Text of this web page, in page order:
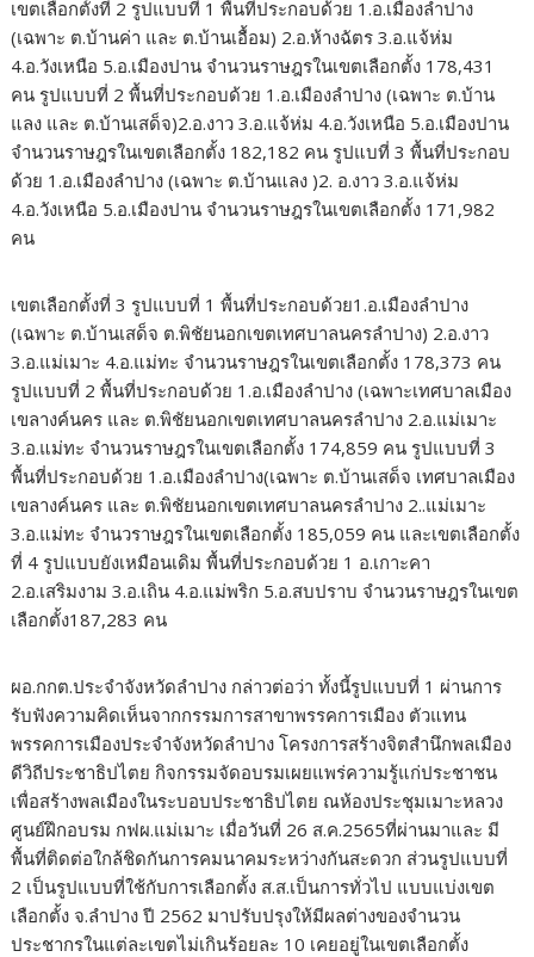
เขตเลือกตั้งที่ 2 รูปแบบที่ 1 พื้นที่ประกอบด้วย 1.อ.เมืองลำปาง
(เฉพาะ ต.บ้านค่า และ ต.บ้านเอื้อม) 2.อ.ห้างฉัตร 3.อ.แจ้ห่ม
4.อ.วังเหนือ 5.อ.เมืองปาน จำนวนราษฎรในเขตเลือกตั้ง 178,431
คน รูปแบบที่ 2 พื้นที่ประกอบด้วย 1.อ.เมืองลำปาง (เฉพาะ ต.บ้าน
แลง และ ต.บ้านเสด็จ)2.อ.งาว 3.อ.แจ้ห่ม 4.อ.วังเหนือ 5.อ.เมืองปาน
จำนวนราษฎรในเขตเลือกตั้ง 182,182 คน รูปแบที่ 3 พื้นที่ประกอบ
ด้วย 1.อ.เมืองลำปาง (เฉพาะ ต.บ้านแลง )2. อ.งาว 3.อ.แจ้ห่ม
4.อ.วังเหนือ 5.อ.เมืองปาน จำนวนราษฎรในเขตเลือกตั้ง 171,982
คน
เขตเลือกตั้งที่ 3 รูปแบบที่ 1 พื้นที่ประกอบด้วย1.อ.เมืองลำปาง
(เฉพาะ ต.บ้านเสด็จ ต.พิชัยนอกเขตเทศบาลนครลำปาง) 2.อ.งาว
3.อ.แม่เมาะ 4.อ.แม่ทะ จำนวนราษฎรในเขตเลือกตั้ง 178,373 คน
รูปแบบที่ 2 พื้นที่ประกอบด้วย 1.อ.เมืองลำปาง (เฉพาะเทศบาลเมือง
เขลางค์นคร และ ต.พิชัยนอกเขตเทศบาลนครลำปาง 2.อ.แม่เมาะ
3.อ.แม่ทะ จำนวนราษฎรในเขตเลือกตั้ง 174,859 คน รูปแบบที่ 3
พื้นที่ประกอบด้วย 1.อ.เมืองลำปาง(เฉพาะ ต.บ้านเสด็จ เทศบาลเมือง
เขลางค์นคร และ ต.พิชัยนอกเขตเทศบาลนครลำปาง 2..แม่เมาะ
3.อ.แม่ทะ จำนวราษฎรในเขตเลือกตั้ง 185,059 คน และเขตเลือกตั้ง
ที่ 4 รูปแบบยังเหมือนเดิม พื้นที่ประกอบด้วย 1 อ.เกาะคา
2.อ.เสริมงาม 3.อ.เถิน 4.อ.แม่พริก 5.อ.สบปราบ จำนวนราษฎรในเขต
เลือกตั้ง187,283 คน
ผอ.กกต.ประจำจังหวัดลำปาง กล่าวต่อว่า ทั้งนี้รูปแบบที่ 1 ผ่านการ
รับฟังความคิดเห็นจากกรรมการสาขาพรรคการเมือง ตัวแทน
พรรคการเมืองประจำจังหวัดลำปาง โครงการสร้างจิตสำนึกพลเมือง
ดีวิถีประชาธิปไตย กิจกรรมจัดอบรมเผยแพร่ความรู้แก่ประชาชน
เพื่อสร้างพลเมืองในระบอบประชาธิปไตย ณห้องประชุมเมาะหลวง
ศูนย์ฝึกอบรม กฟผ.แม่เมาะ เมื่อวันที่ 26 ส.ค.2565ที่ผ่านมาและ มี
พื้นที่ติดต่อใกล้ชิดกันการคมนาคมระหว่างกันสะดวก ส่วนรูปแบบที่
2 เป็นรูปแบบที่ใช้กับการเลือกตั้ง ส.ส.เป็นการทั่วไป แบบแบ่งเขต
เลือกตั้ง จ.ลำปาง ปี 2562 มาปรับปรุงให้มีผลต่างของจำนวน
ประชากรในแต่ละเขตไม่เกินร้อยละ 10 เคยอยู่ในเขตเลือกตั้ง